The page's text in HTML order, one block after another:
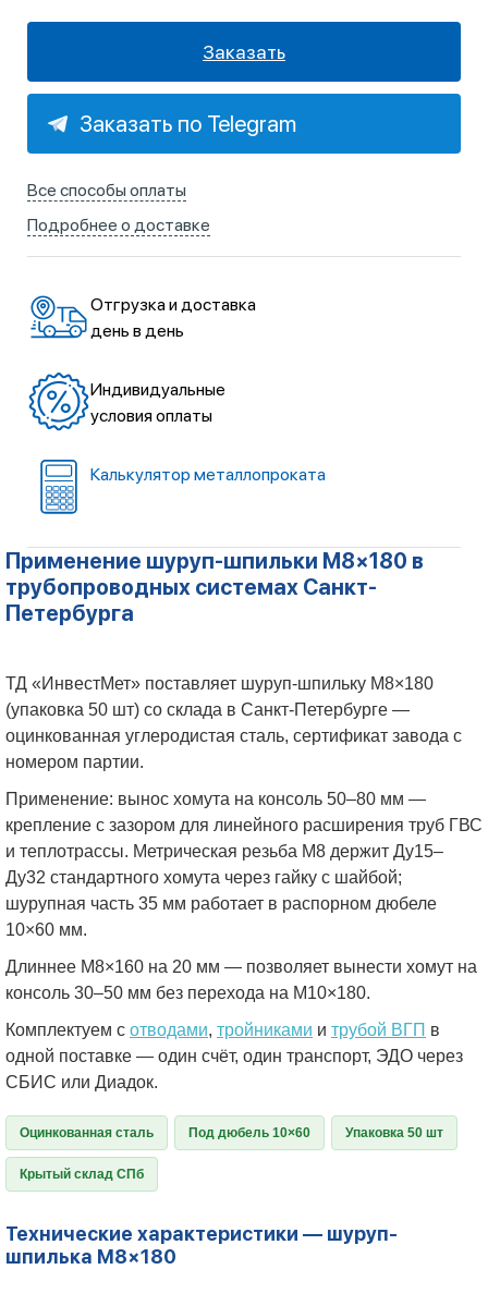
Заказать
Заказать по Telegram
Все способы оплаты
Подробнее о доставке
Отгрузка и доставка
день в день
Индивидуальные
условия оплаты
Калькулятор металлопроката
Применение шуруп-шпильки М8×180 в
трубопроводных системах Санкт-
Петербурга
ТД «ИнвестМет» поставляет шуруп-шпильку М8×180
(упаковка 50 шт) со склада в Санкт-Петербурге —
оцинкованная углеродистая сталь, сертификат завода с
номером партии.
Применение: вынос хомута на консоль 50–80 мм —
крепление с зазором для линейного расширения труб ГВС
и теплотрассы. Метрическая резьба М8 держит Ду15–
Ду32 стандартного хомута через гайку с шайбой;
шурупная часть 35 мм работает в распорном дюбеле
10×60 мм.
Длиннее М8×160 на 20 мм — позволяет вынести хомут на
консоль 30–50 мм без перехода на М10×180.
Комплектуем с отводами, тройниками и трубой ВГП в
одной поставке — один счёт, один транспорт, ЭДО через
СБИС или Диадок.
Оцинкованная сталь Под дюбель 10×60 Упаковка 50 шт
Крытый склад СПб
Технические характеристики — шуруп-
шпилька М8×180